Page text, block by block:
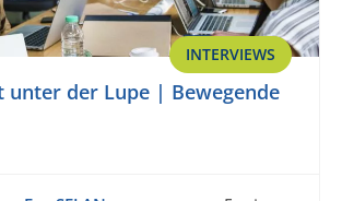
INTERVIEWS
unter der Lupe | Bewegende